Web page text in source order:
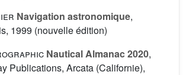
Navigation astronomique,
1999 (nouvelle édition)
Nautical Almanac 2020,
Publications, Arcata (Californie),